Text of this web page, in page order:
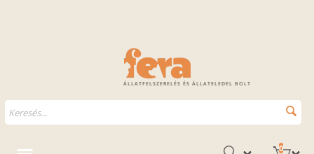
ÁLLATFELSZERELÉS ÉS ÁLLATELEDEL BOLT
0